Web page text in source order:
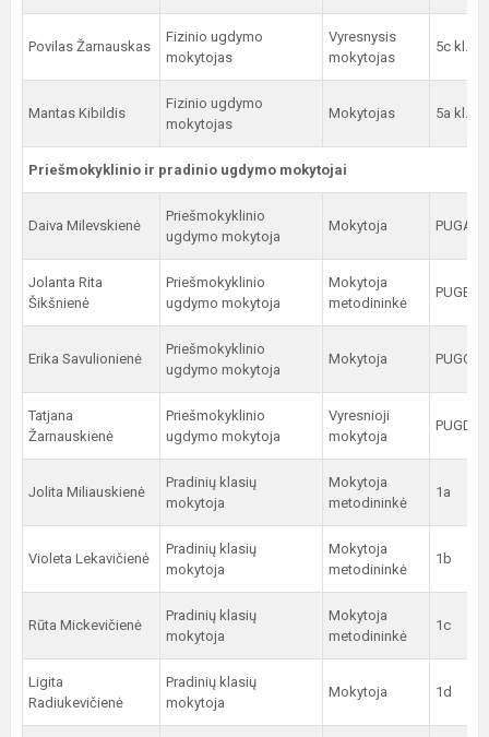
Povilas Žarnauskas
Fizinio ugdymo
mokytojas
Vyresnysis
mokytojas
5c kl.
Mantas Kibildis
Fizinio ugdymo
mokytojas
Mokytojas 5a kl.
Priešmokyklinio ir pradinio ugdymo mokytojai
Daiva Milevskienė
Priešmokyklinio
ugdymo mokytoja
Mokytoja PUGA
Jolanta Rita
Šikšnienė
Priešmokyklinio
ugdymo mokytoja
Mokytoja
metodininkė
PUGB
Erika Savulionienė
Priešmokyklinio
ugdymo mokytoja
Mokytoja PUGC
Tatjana
Žarnauskienė
Priešmokyklinio
ugdymo mokytoja
Vyresnioji
mokytoja
PUGD
Jolita Miliauskienė
Pradinių klasių
mokytoja
Mokytoja
metodininkė
1a
Violeta Lekavičienė
Pradinių klasių
mokytoja
Mokytoja
metodininkė
1b
Rūta Mickevičienė
Pradinių klasių
mokytoja
Mokytoja
metodininkė
1c
Ligita
Radiukevičienė
Pradinių klasių
mokytoja
Mokytoja 1d